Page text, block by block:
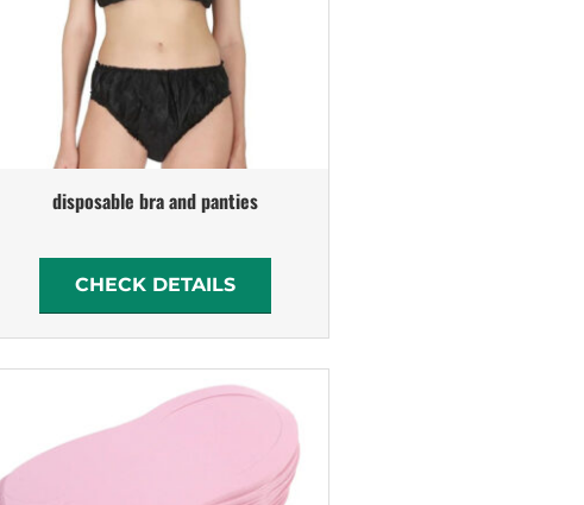
disposable bra and panties
CHECK DETAILS